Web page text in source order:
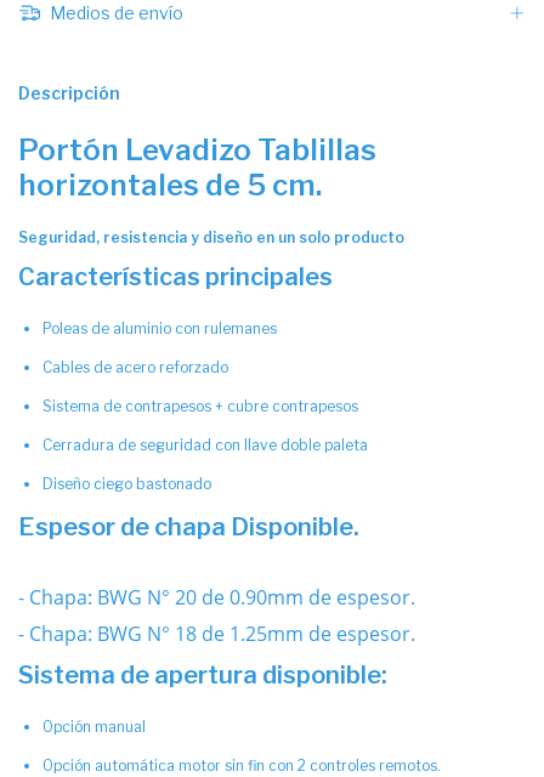
Medios de envío
Descripción
Portón Levadizo Tablillas
horizontales de 5 cm.
Seguridad, resistencia y diseño en un solo producto
Características principales
Poleas de aluminio con rulemanes
Cables de acero reforzado
Sistema de contrapesos + cubre contrapesos
Cerradura de seguridad con llave doble paleta
Diseño ciego bastonado
Espesor de chapa Disponible.
- Chapa: BWG N° 20 de 0.90mm de espesor.
- Chapa: BWG N° 18 de 1.25mm de espesor.
Sistema de apertura disponible:
Opción manual
Opción automática motor sin fin con 2 controles remotos.